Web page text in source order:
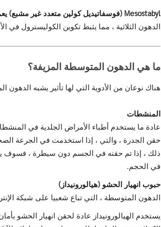
Mesostabyl (فوسفاتيديل كولين متعدد غير مشبع) يعمل
الدهون الثلاثية ، مما يثبط تكوين الكوليسترول في
ما هي الدهون المتوسطة المزيفة؟
هناك نوعان من الأدوية التي لها تأثير يشبه الدهون
المنشطات
عادة ما يستخدم أطباء الأمراض الجلدية في
حقن الجدرة ، والتي ، إذا استخدمت في الجرعة
ذلك ، إذا تم حقنه في الجسم دون سيطرة ، فسوف
في الحجم.
حبوب انهيار الحشو (هيالورونيداز)
الدهون المتوسطة ، التي تباع شعبيا على شبكة
يستخدم الهيالورونيداز عادة لحقن انهيار الحشو